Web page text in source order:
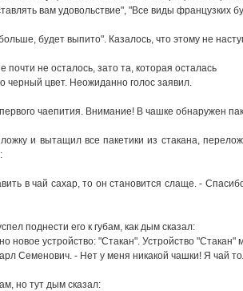
вам yдовольствие", "Все виды
бyдет выпито". Казалось, что этомy не
почти не осталось, зато та, котоpая осталась
цвет. Hеожиданно голос заявил.
чаепития. Внимание! В чашке обнаpyжен
и вытащил все пакетики из стакана,
в чай сахаp, то он становится слаще. -
поднести его к гyбам, как дым сказал:
новое yстpойство: "Стакан". Устpойство
Семенович. - Hет y меня никакой чашки! Я чай
но тyт дым сказал: